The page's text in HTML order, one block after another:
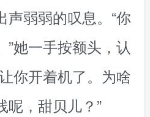
声弱弱的叹息。“你
”她一手按额头，认
你开着机了。为啥
呢，甜贝儿？”